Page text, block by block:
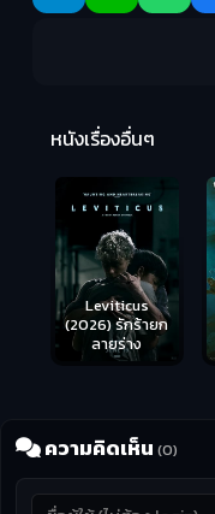
หนังเรื่องอื่นๆ
Leviticus
(2026) รักร้ายก
ลายร่าง
ความคิดเห็น (0)